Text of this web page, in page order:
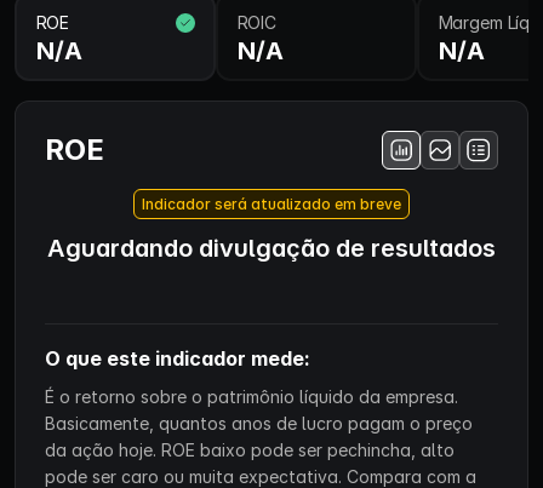
ROE
N/A
ROIC
N/A
Margem
N/A
ROE
Indicador será atualizado em breve
Aguardando divulgação de resultados
O que este indicador mede:
É o retorno sobre o patrimônio líquido da empresa.
Basicamente, quantos anos de lucro pagam o preço
da ação hoje. ROE baixo pode ser pechincha, alto
pode ser caro ou muita expectativa. Compara com a